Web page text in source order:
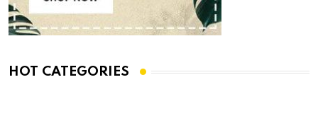
HOT CATEGORIES